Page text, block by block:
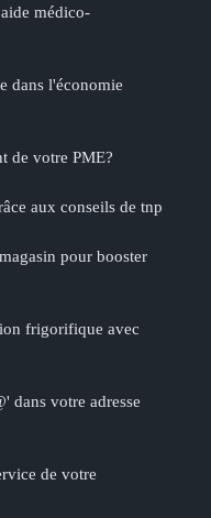
médico-
dans l'économie
de votre PME?
aux conseils de tnp
pour booster
frigorifique avec
dans votre adresse
de votre